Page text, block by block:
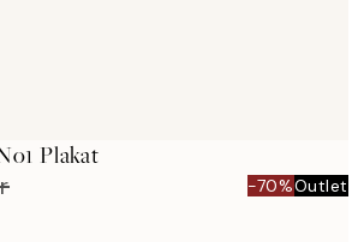
Plakat
-70%Outlet